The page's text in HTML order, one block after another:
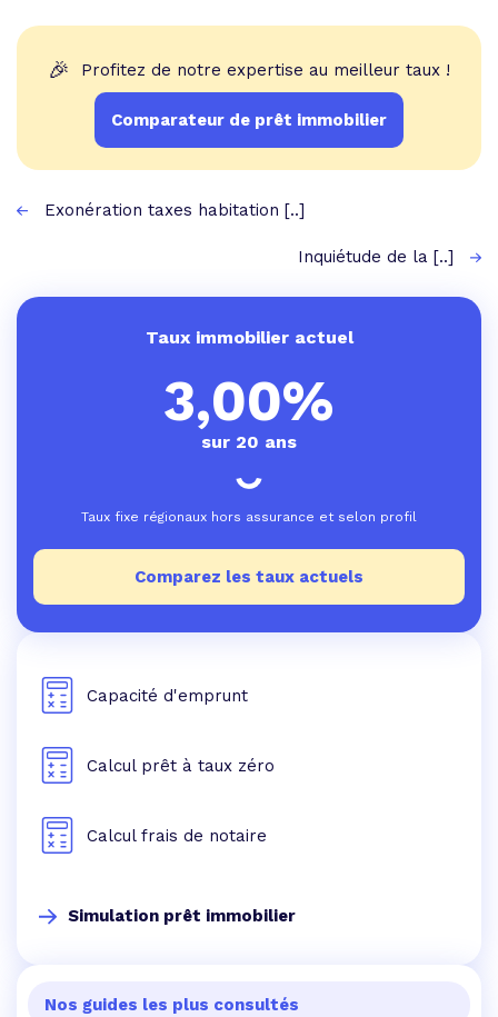
🎉 Profitez de notre expertise au meilleur taux !
Comparateur de prêt immobilier
Exonération taxes habitation [..]
Inquiétude de la [..]
Taux immobilier actuel
3,00%
sur 20 ans
Taux fixe régionaux hors assurance et selon profil
Comparez les taux actuels
Capacité d'emprunt
Calcul prêt à taux zéro
Calcul frais de notaire
Simulation prêt immobilier
Nos guides les plus consultés